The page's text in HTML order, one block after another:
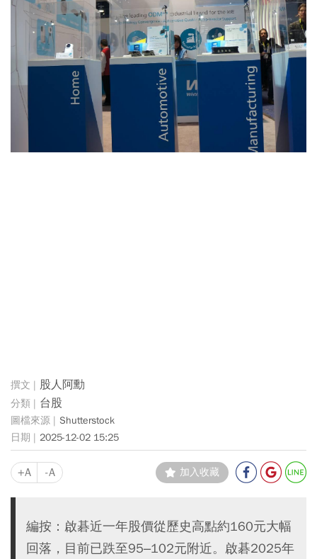
股人阿勳
台股
Shutterstock
2025-12-02 15:25
+A -A 加入收藏
編按：啟碁近一年股價從歷史高點約160元大幅
回落，目前已跌至95–102元附近。啟碁2025年